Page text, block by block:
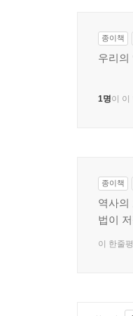
종이책
우리의
1명이 이
종이책
역사의
법이
이 한줄